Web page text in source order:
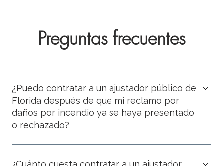
Preguntas frecuentes
¿Puedo contratar a un ajustador público de
Florida después de que mi reclamo por
daños por incendio ya se haya presentado
o rechazado?
¿Cuánto cuesta contratar a un ajustador